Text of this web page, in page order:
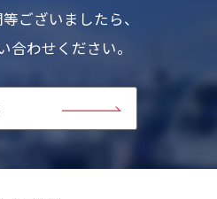
ございましたら、
合わせください。